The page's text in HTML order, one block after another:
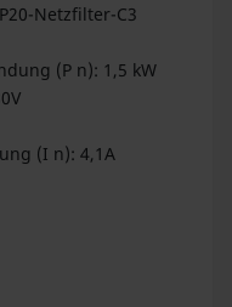
Netzfilter-C3
(P n): 1,5 kW
(I n): 4,1A